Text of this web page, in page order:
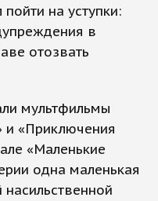
на уступки:
в
отозвать
мультфильмы
и «Приключения
«Маленькие
одна маленькая